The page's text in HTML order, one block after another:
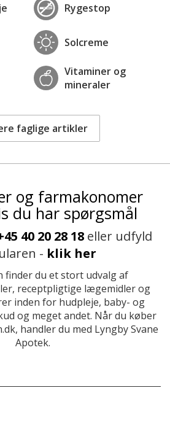
Rygestop
Solcreme
Vitaminer og
mineraler
faglige artikler
og farmakonomer
du har spørgsmål
40 20 28 18eller udfyld
- klik her
finder du et stort udvalg af
receptpligtige lægemidler og
inden for hudpleje, baby- og
og meget andet. Når du køber
handler du med Lyngby Svane
Apotek.